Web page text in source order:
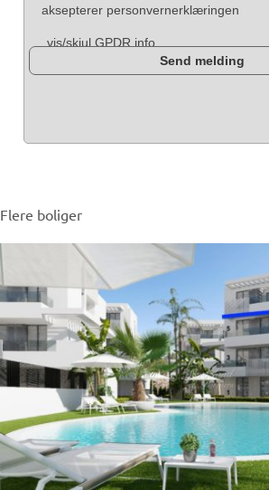
aksepterer personvernerklæringen
vis/skjul GPDR info
Flere boliger